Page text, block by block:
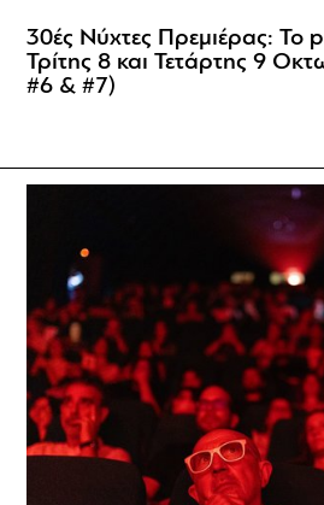
30ές Νύχτες Πρεμιέρας: Το
Τρίτης 8 και Τετάρτης 9
#6 & #7)